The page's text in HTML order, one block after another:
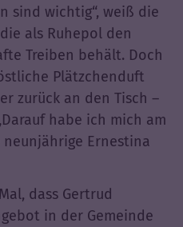
sind wichtig“, weiß die
als Ruhepol den
Treiben behält. Doch
Plätzchenduft
zurück an den Tisch –
habe ich mich am
Ernestina
dass Gertrud
in der Gemeinde